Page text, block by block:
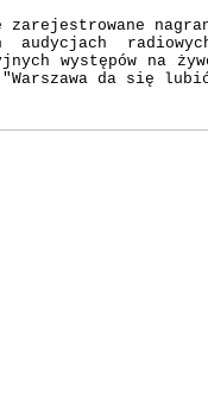
zarejestrowane
audycjach
występów na
"Warszawa da się